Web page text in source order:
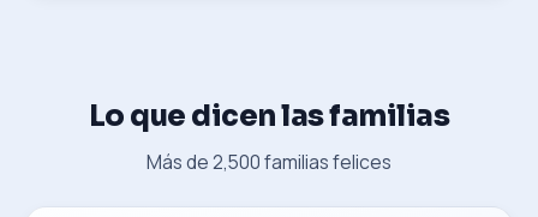
Lo que dicen las familias
Más de 2,500 familias felices